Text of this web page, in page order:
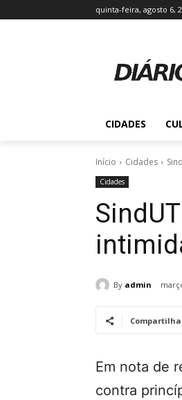
quinta-feira, agosto 6,
CIDADES
Início Cidades
Cidades
By admin
Em nota de
contra